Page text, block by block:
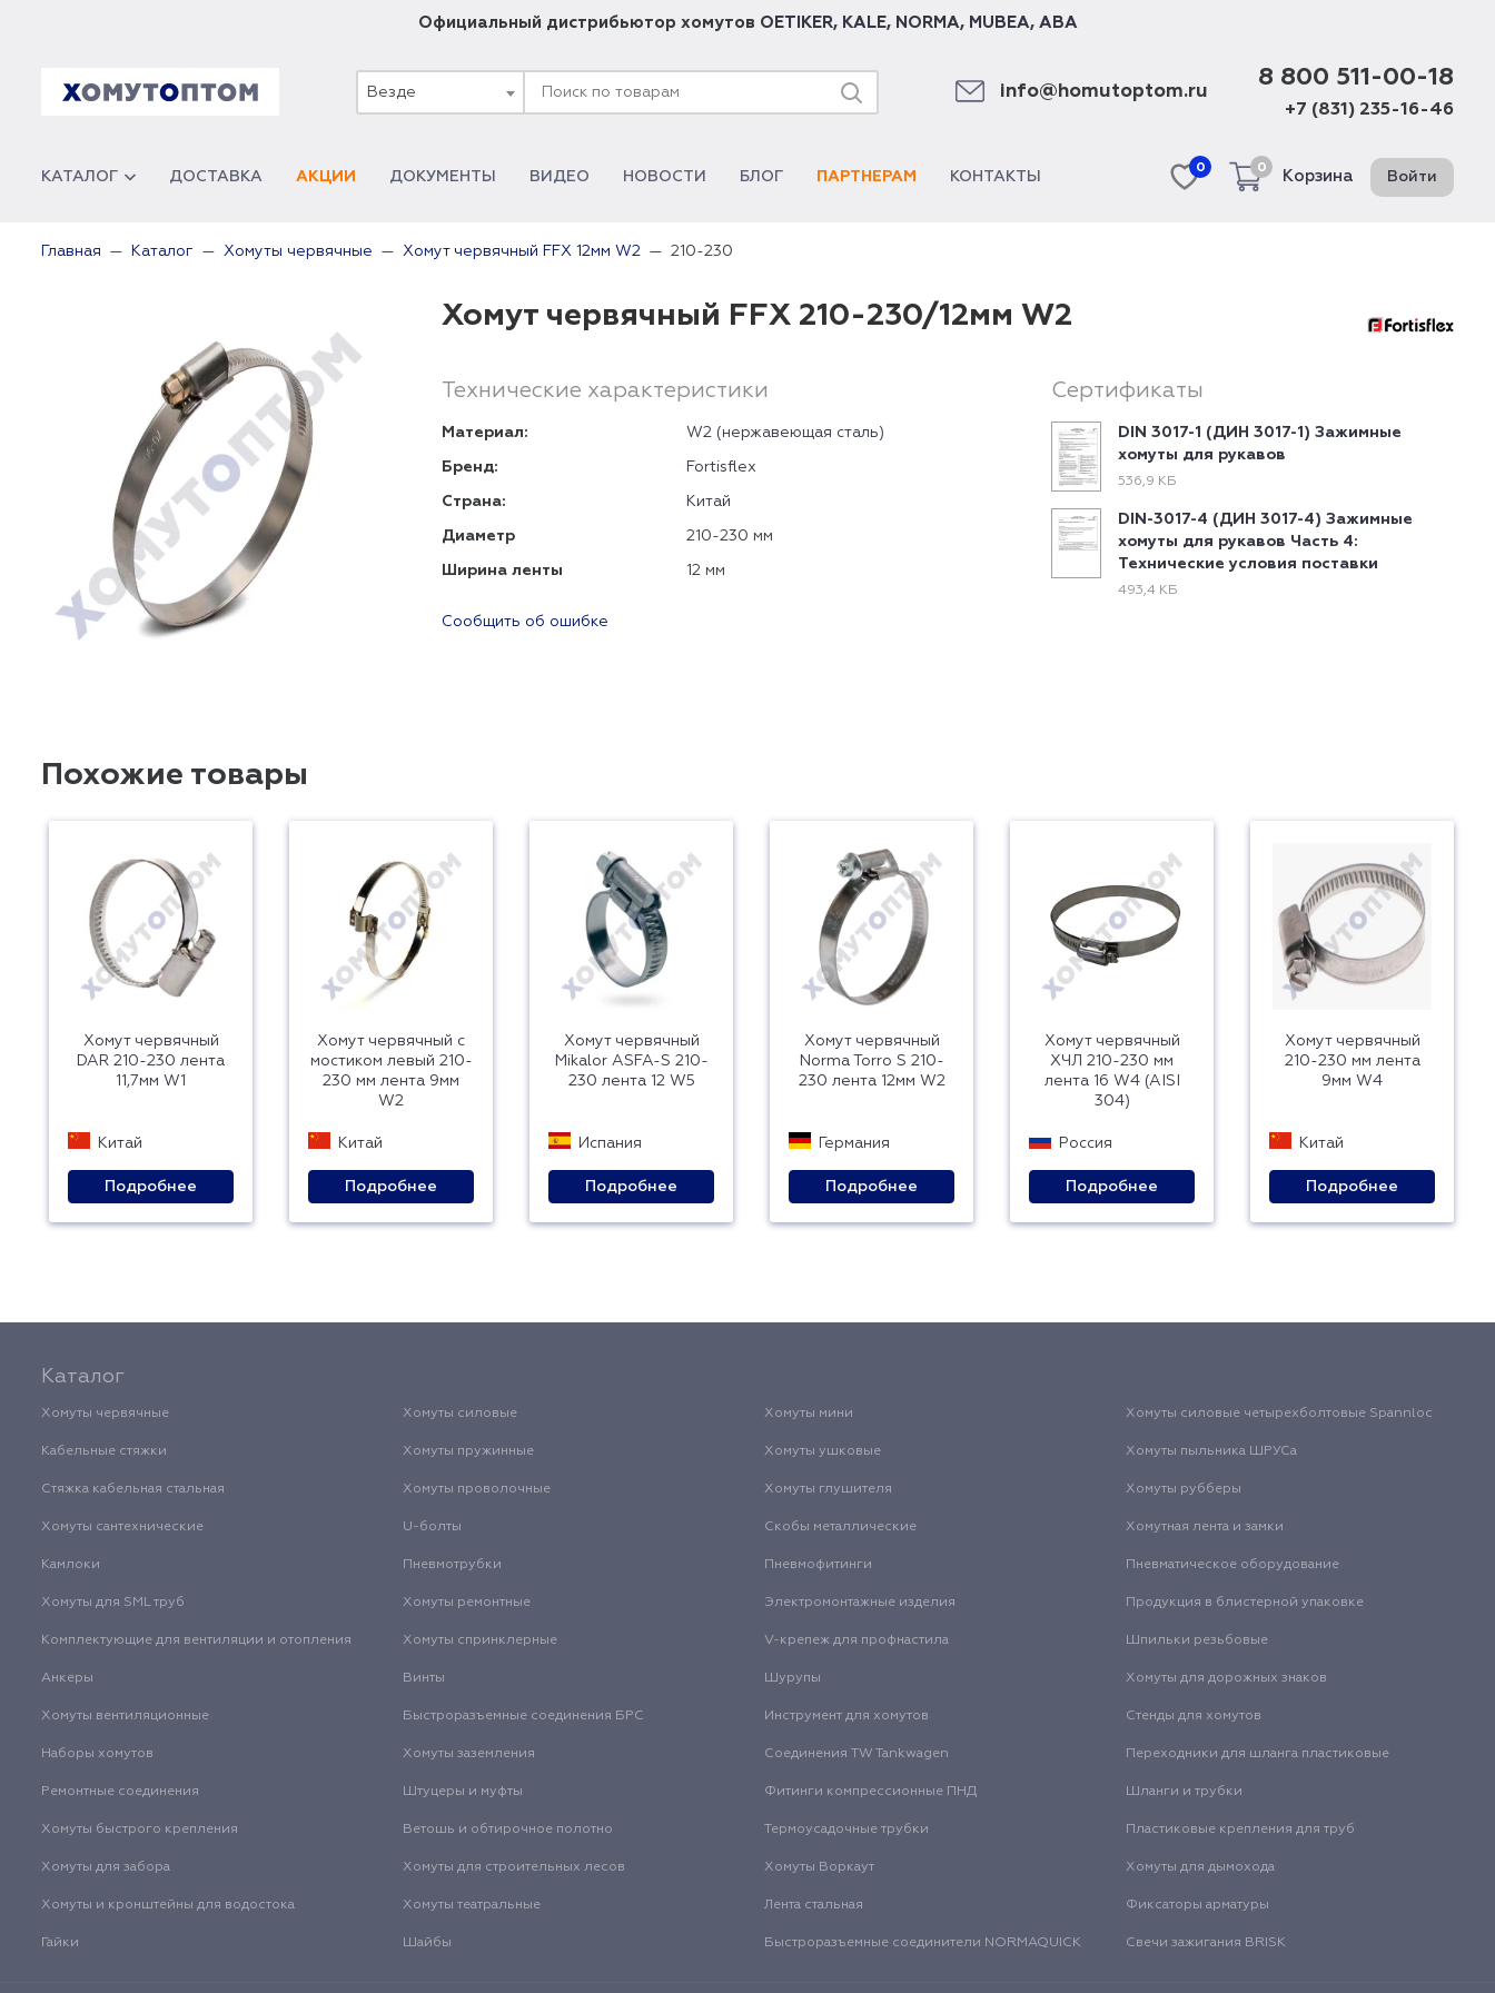
Официальный дистрибьютор хомутов OETIKER, KALE, NORMA, MUBEA, ABA
Везде info@homutoptom.ru
8 800 511-00-18
+7 (831) 235-16-46
КАТАЛОГ ДОСТАВКА АКЦИИ ДОКУМЕНТЫ ВИДЕО НОВОСТИ БЛОГ ПАРТНЕРАМ КОНТАКТЫ
0 0
Корзина Войти
Главная Каталог Хомуты червячные Хомут червячный FFX 12мм W2 210-230
Хомут червячный FFX 210-230/12мм W2
Технические характеристики
Материал: W2 (нержавеющая сталь)
Бренд: Fortisflex
Страна: Китай
Диаметр 210-230 мм
Ширина ленты 12 мм
Сообщить об ошибке
Сертификаты
DIN 3017-1 (ДИН 3017-1) Зажимные
хомуты для рукавов
536,9 КБ
DIN-3017-4 (ДИН 3017-4) Зажимные
хомуты для рукавов Часть 4:
Технические условия поставки
493,4 КБ
Похожие товары
Хомут червячный
DAR 210-230 лента
11,7мм W1
Китай
Подробнее
Хомут червячный с
мостиком левый 210-
230 мм лента 9мм
W2
Китай
Подробнее
Хомут червячный
Mikalor ASFA-S 210-
230 лента 12 W5
Испания
Подробнее
Хомут червячный
Norma Torro S 210-
230 лента 12мм W2
Германия
Подробнее
Хомут червячный
ХЧЛ 210-230 мм
лента 16 W4 (AISI
304)
Россия
Подробнее
Хомут червячный
210-230 мм лента
9мм W4
Китай
Подробнее
Каталог
Хомуты червячные Хомуты силовые Хомуты мини Хомуты силовые четырехболтовые Spannloc
Кабельные стяжки Хомуты пружинные Хомуты ушковые Хомуты пыльника ШРУСа
Стяжка кабельная стальная Хомуты проволочные Хомуты глушителя Хомуты рубберы
Хомуты сантехнические U-болты Скобы металлические Хомутная лента и замки
Камлоки Пневмотрубки Пневмофитинги Пневматическое оборудование
Хомуты для SML труб Хомуты ремонтные Электромонтажные изделия Продукция в блистерной упаковке
Комплектующие для вентиляции и отопления Хомуты спринклерные V-крепеж для профнастила Шпильки резьбовые
Анкеры Винты Шурупы Хомуты для дорожных знаков
Хомуты вентиляционные Быстроразъемные соединения БРС Инструмент для хомутов Стенды для хомутов
Наборы хомутов Хомуты заземления Соединения TW Tankwagen Переходники для шланга пластиковые
Ремонтные соединения Штуцеры и муфты Фитинги компрессионные ПНД Шланги и трубки
Хомуты быстрого крепления Ветошь и обтирочное полотно Термоусадочные трубки Пластиковые крепления для труб
Хомуты для забора Хомуты для строительных лесов Хомуты Воркаут Хомуты для дымохода
Хомуты и кронштейны для водостока Хомуты театральные Лента стальная Фиксаторы арматуры
Гайки Шайбы Быстроразъемные соединители NORMAQUICK Свечи зажигания BRISK